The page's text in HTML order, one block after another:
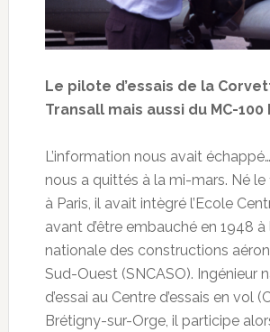
Le pilote d’essais de la
Transall mais aussi du MC-100
L’information nous avait
nous a quittés à la mi-mars. Né le
à Paris, il avait intègré l’Ecole
avant d’être embauché en 1948
nationale des constructions
Sud-Ouest (SNCASO). Ingénieur
d’essai au Centre d’essais en vol
Brétigny-sur-Orge, il participe